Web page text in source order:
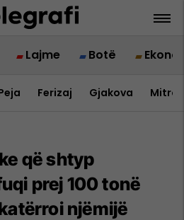
Lajme Botë
Ferizaj Gjakova
që shtyp
prej 100 tonë
njëmijë